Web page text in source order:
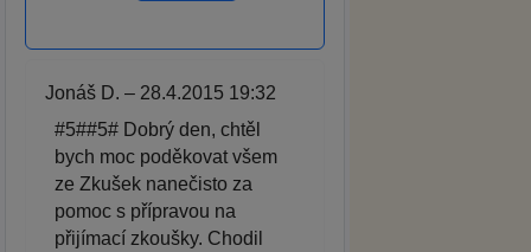
Jonáš D. – 28.4.2015 19:32
#5##5# Dobrý den, chtěl
bych moc poděkovat všem
ze Zkušek nanečisto za
pomoc s přípravou na
přijímací zkoušky. Chodil